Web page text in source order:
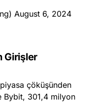
August 6, 2024
Girişler
çöküşünden
Bybit, 301,4 milyon